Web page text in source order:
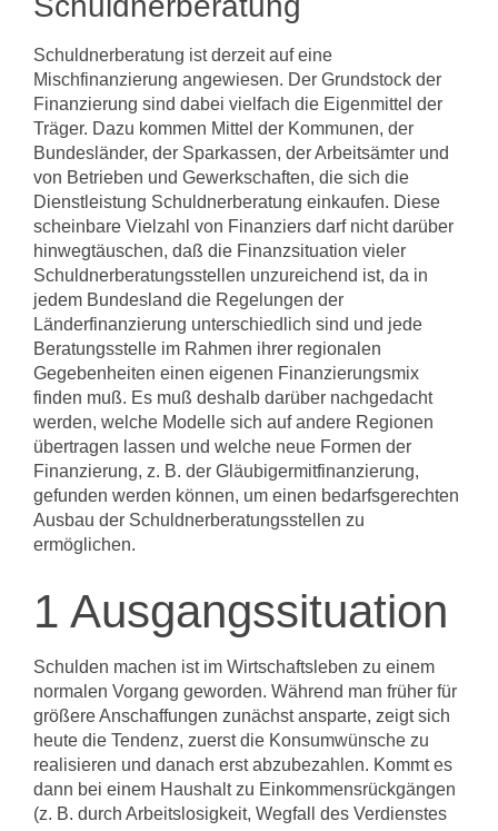
Schuldnerberatung ist derzeit auf eine
Mischfinanzierung angewiesen. Der Grund­stock der
Finanzierung sind dabei vielfach die Eigenmittel der
Träger. Dazu kom­men Mittel der Kommunen, der
Bundesländer, der Sparkassen, der Arbeitsämter und
von Betrieben und Gewerkschaften, die sich die
Dienstleistung Schuldnerbera­tung einkaufen. Diese
scheinbare Vielzahl von Finanziers darf nicht darüber
hin­wegtäuschen, daß die Finanzsituation vieler
Schuldnerberatungsstellen unzurei­chend ist, da in
jedem Bundesland die Regelungen der
Länderfinanzierung unter­schiedlich sind und jede
Beratungsstelle im Rahmen ihrer regionalen
Gegebenhei­ten einen eigenen Finanzierungsmix
finden muß. Es muß deshalb darüber nachge­dacht
werden, welche Modelle sich auf andere Regionen
übertragen lassen und welche neue Formen der
Finanzierung, z. B. der Gläubigermitfinanzierung,
gefun­den werden können, um einen bedarfsgerechten
Ausbau der Schuldnerberatungs­stellen zu
ermöglichen.
1 Ausgangssituation
Schulden machen ist im Wirtschaftsleben zu einem
normalen Vorgang geworden. Während man früher für
größere Anschaffungen zunächst ansparte, zeigt sich
heu­te die Tendenz, zuerst die Konsumwünsche zu
realisieren und danach erst abzube­zahlen. Kommt es
dann bei einem Haushalt zu Einkommensrückgängen
(z. B. durch Arbeitslosigkeit, Wegfall des Verdienstes